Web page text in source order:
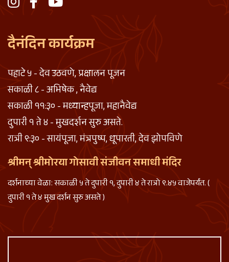
दैनंदिन कार्यक्रम
पहाटे ५ - देव उठवणे, प्रक्षालन पूजन
सकाळी ८ - अभिषेक , नैवेद्य
सकाळी ११:३० - मध्यान्हपूजा, महानैवेद्य
दुपारी १ ते ४ - मुखदर्शन सुरु असते.
रात्री ९:३० - सायंपूजा, मंत्रपुष्प, धूपारती, देव झोपविणे
श्रीमन् श्रीमोरया गोसावी संजीवन समाधी मंदिर
दर्शनाच्या वेळा: सकाळी ५ ते दुपारी १, दुपारी ४ ते रात्रो ९.४५ वाजेपर्यंत. (
दुपारी १ ते ४ मुख दर्शन सुरु असते )